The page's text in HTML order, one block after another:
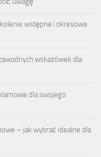
wstępne i okresowe
wskazówek dla
dla swojego
– jak wybrać idealne dla